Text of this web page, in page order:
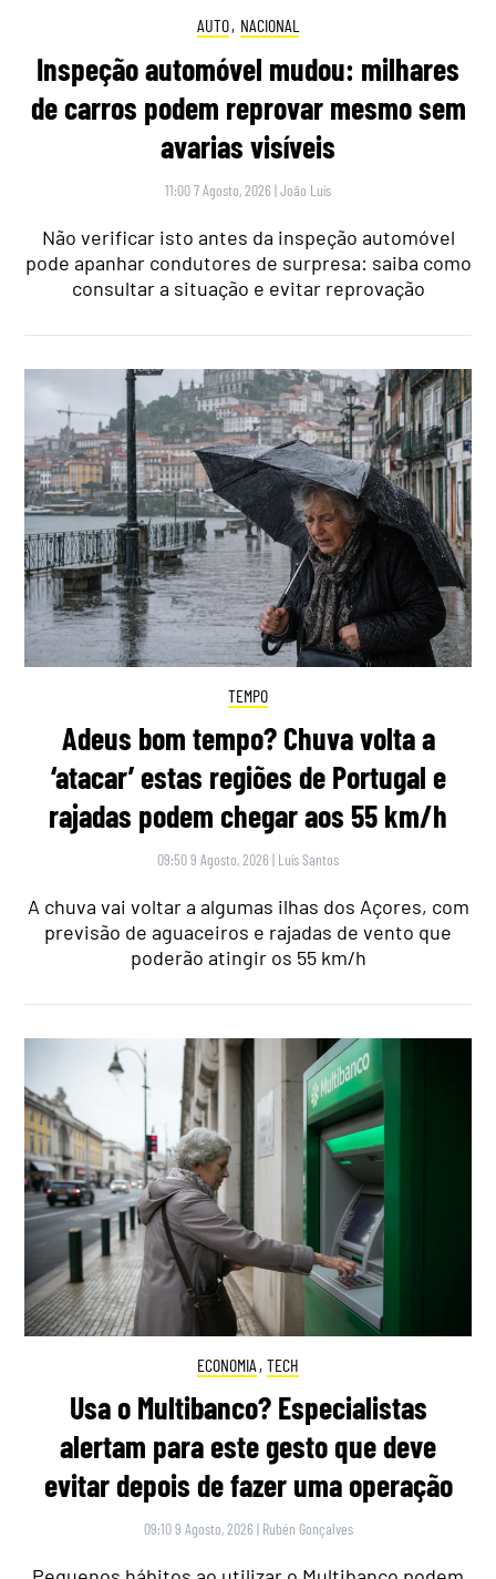
AUTO, NACIONAL
Inspeção automóvel mudou: milhares
de carros podem reprovar mesmo sem
avarias visíveis
11:00 7 Agosto, 2026 |João Luís
Não verificar isto antes da inspeção automóvel
pode apanhar condutores de surpresa: saiba como
consultar a situação e evitar reprovação
TEMPO
Adeus bom tempo? Chuva volta a
‘atacar’ estas regiões de Portugal e
rajadas podem chegar aos 55 km/h
09:50 9 Agosto, 2026 | Luís Santos
A chuva vai voltar a algumas ilhas dos Açores, com
previsão de aguaceiros e rajadas de vento que
poderão atingir os 55 km/h
ECONOMIA , TECH
Usa o Multibanco? Especialistas
alertam para este gesto que deve
evitar depois de fazer uma operação
09:10 9 Agosto, 2026 | Rubén Gonçalves